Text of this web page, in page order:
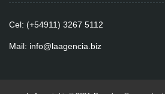
Cel: (+54911) 3267 5112
Mail: info@laagencia.biz